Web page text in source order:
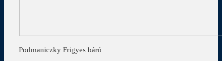
Podmaniczky Frigyes báró